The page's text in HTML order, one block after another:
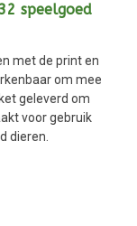
speelgoed
met de print en
om mee
geleverd om
voor gebruik
dieren.